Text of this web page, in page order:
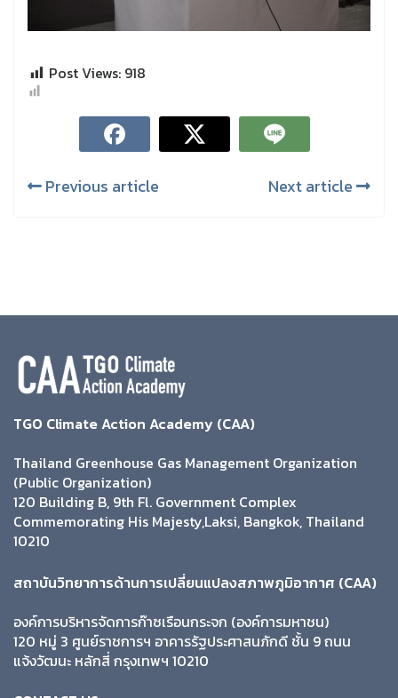
Post Views: 918
Previous article Next article
TGO Climate Action Academy (CAA)
Thailand Greenhouse Gas Management Organization
(Public Organization)
120 Building B, 9th Fl. Government Complex
Commemorating His Majesty,Laksi, Bangkok, Thailand
10210
สถาบันวิทยาการด้านการเปลี่ยนแปลงสภาพภูมิอากาศ (CAA)
องค์การบริหารจัดการก๊าซเรือนกระจก (องค์การมหาชน)
120 หมู่ 3 ศูนย์ราชการฯ อาคารรัฐประศาสนภักดี ชั้น 9 ถนน
แจ้งวัฒนะ หลักสี่ กรุงเทพฯ 10210